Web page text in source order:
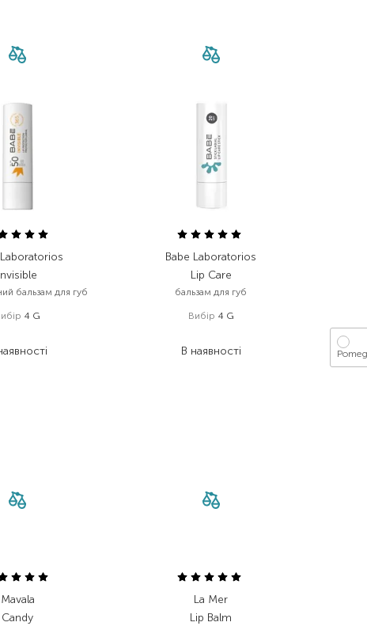
бальзам для губ
4 G
Babe Laboratorios
Lip Care
бальзам для губ
Вибір 4 G
В наявності
Mavala
Candy
La Mer
Lip Balm